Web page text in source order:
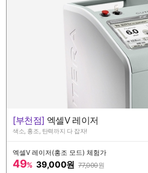
[부천점] 엑셀V 레이저
색소, 홍조, 탄력까지 다 잡자!
엑셀V 레이저(홍조 모드) 체험가
49% 39,000원 77,000원